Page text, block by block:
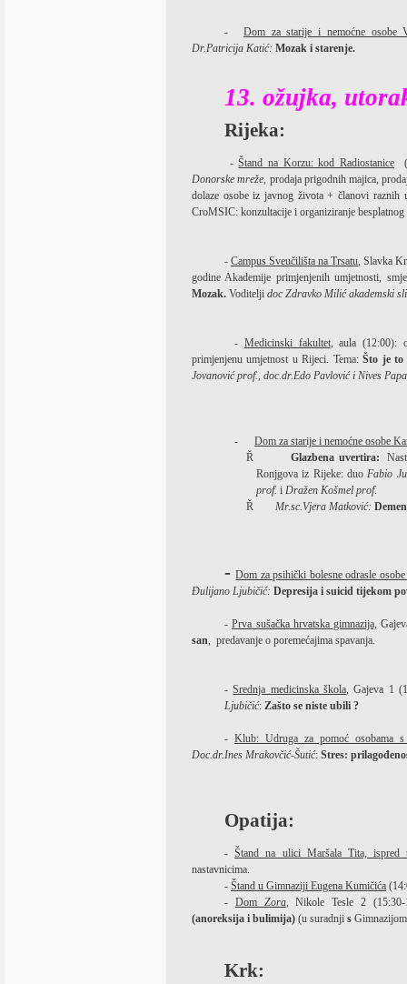
-
Dom za starije i nemoćne osobe
Dr.Patricija Katić: Mozak i starenje.
13. ožujka,
Rijeka:
-Štand na Korzu: kod Radiostanice
Donorske mreže, prodaja prigodnih majica,
dolaze osobe iz javnog života + članovi raznih
CroMSIC: konzultacije i organiziranje
-Campus Sveučilišta na Trsatu, Slavka
godine Akademije primjenjenih umjetnosti,
Mozak. Voditelji doc Zdravko Milić akademski
- Medicinski fakultet, aula (12:00):
primjenjenu umjetnost u Rijeci. Tema:Što je
Jovanović prof., doc.dr.Edo Pavlović i Nives
-
Dom za starije i nemoćne osobe
Ř
Glazbena uvertira:
Ronjgova iz Rijeke: duoFabio
prof. i Dražen Košmel prof.
Ř
Mr.sc.Vjera Matković:
-Dom za psihički bolesne odrasle
Đulijano Ljubičić: Depresija i suicid tijekom
-Prva sušačka hrvatska gimnazija,
san, predavanje o poremećajima spavanja.
-Srednja medicinska škola, Gajeva 1
Ljubičić: Zašto se niste ubili ?
- Klub: Udruga za pomoć osobama s
Doc.dr.Ines Mrakovčić-Šutić: Stres:
Opatija:
-Štand na ulici Maršala Tita, ispred
nastavnicima.
- Štand u Gimnaziji Eugena Kumičića
- Dom Zora, Nikole Tesle 2
(anoreksija i bulimija) (u suradnji s
Krk: